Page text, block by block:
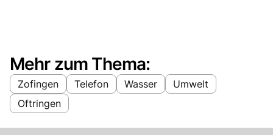
Mehr zum Thema:
Zofingen Telefon Wasser
Umwelt
Oftringen